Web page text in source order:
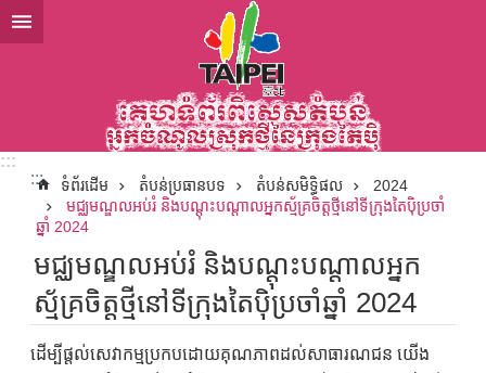
ទៅកាន់មាតិកាប្លុកមាតិកាសំខាន់
:::
:::
ទំព័រដើម តំបន់ប្រធានបទ តំបន់សមិទ្ធិផល
2024
មជ្ឈមណ្ឌលអប់រំ និងបណ្តុះបណ្តាលអ្នកស្ម័គ្រចិត្តថ្មីនៅទីក្រុងតៃប៉ិប្រចាំ
ឆ្នាំ 2024
មជ្ឈមណ្ឌលអប់រំ និងបណ្តុះបណ្តាលអ្នក
ស្ម័គ្រចិត្តថ្មីនៅទីក្រុងតៃប៉ិប្រចាំឆ្នាំ 2024
ដើម្បីផ្តល់សេវាកម្មប្រកបដោយគុណភាពដល់សាធារណជន យើង